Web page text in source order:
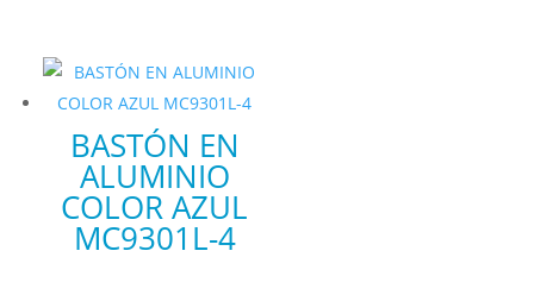
BASTÓN EN
ALUMINIO
COLOR AZUL
MC9301L-4